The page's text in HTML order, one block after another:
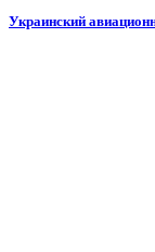
Украинский